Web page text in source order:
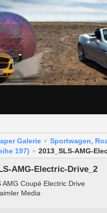
Galerie
Sportwagen,
197)
2013_SLS-AMG-
AMG-Electric-Drive_2
AMG Coupé Electric Drive
Media